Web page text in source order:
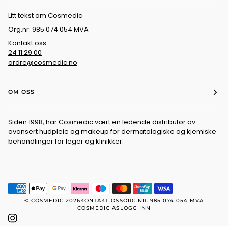
Litt tekst om Cosmedic
Org.nr: 985 074 054 MVA
Kontakt oss:
24 11 29 00
ordre@cosmedic.no
OM OSS
Siden 1998, har Cosmedic vært en ledende distributør av
avansert hudpleie og makeup for dermatologiske og kjemiske
behandlinger for leger og klinikker.
© COSMEDIC 2026KONTAKT OSSORG.NR. 985 074 054 MVA
COSMEDIC AS LOGG INN